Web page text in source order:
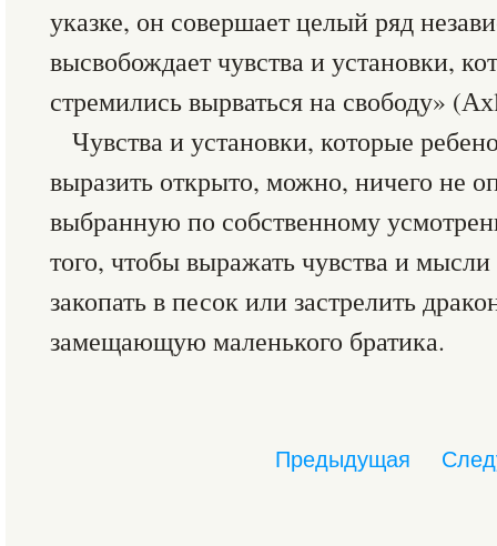
указке, он совершает целый ряд
высвобождает чувства и установки,
стремились вырваться на свободу»
Чувства и установки, которые
выразить открыто, можно, ничего не
выбранную по собственному
того, чтобы выражать чувства и
закопать в песок или застрелить
замещающую маленького братика.
Предыдущая